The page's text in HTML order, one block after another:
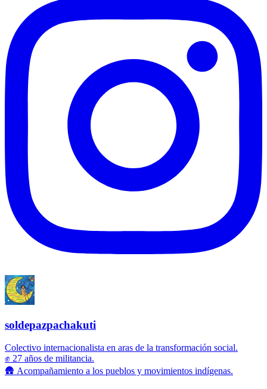
soldepazpachakuti
Colectivo internacionalista en aras de la transformación social.
✊ 27 años de militancia.
🛖 Acompañamiento a los pueblos y movimientos indígenas.